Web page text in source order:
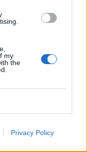
my
the
Privacy Policy
3C
52 kommentarer
24 aug. 17